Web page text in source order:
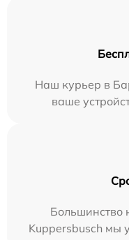
Наш курьер в
ваше
Большинство
Kuppersbusch мы